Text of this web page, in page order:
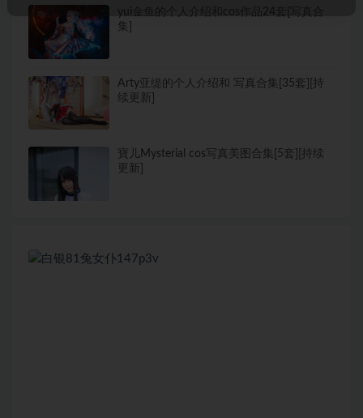
集]
Arty亚缇的个人介绍和 写真合集[35套][持
续更新]
寶儿Mysterial cos写真美图合集[5套][持续
更新]